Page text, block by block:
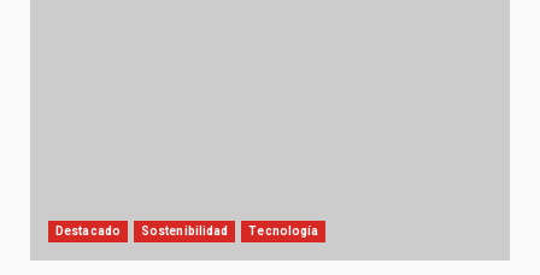
Destacado Sostenibilidad Tecnología